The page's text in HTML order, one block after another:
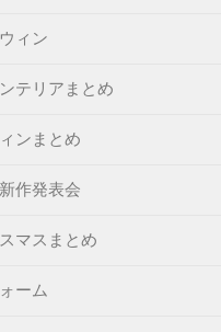
ィン
テリアまとめ
ンまとめ
作発表会
マスまとめ
ーム